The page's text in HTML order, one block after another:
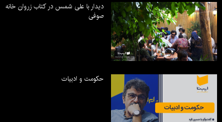
دیدار با علی شمس در کتاب زروان خانه
صوفی
حکومت و ادبیات